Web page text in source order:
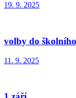
19. 9. 2025
volby do
11. 9. 2025